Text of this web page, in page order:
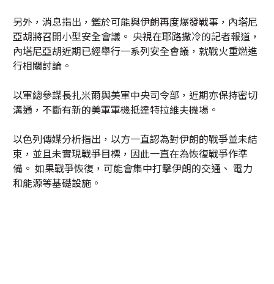
另外，消息指出，鑑於可能與伊朗再度爆發戰事，內塔尼
亞胡將召開小型安全會議。 央視在耶路撒冷的記者報道，
內塔尼亞胡近期已經舉行一系列安全會議，就戰火重燃進
行相關討論。
以軍總參謀長扎米爾與美軍中央司令部，近期亦保持密切
溝通，不斷有新的美軍軍機抵達特拉維夫機場。
以色列傳媒分析指出，以方一直認為對伊朗的戰爭並未結
束，並且未實現戰爭目標，因此一直在為恢復戰爭作準
備。 如果戰爭恢復，可能會集中打擊伊朗的交通、 電力
和能源等基礎設施。